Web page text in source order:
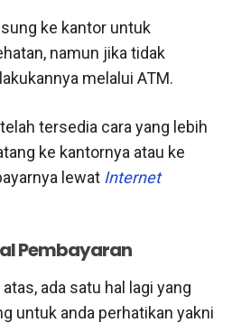
ke kantor untuk
namun jika tidak
melalui ATM.
tersedia cara yang lebih
ke kantornya atau ke
lewat Internet
Pembayaran
ada satu hal lagi yang
untuk anda perhatikan yakni